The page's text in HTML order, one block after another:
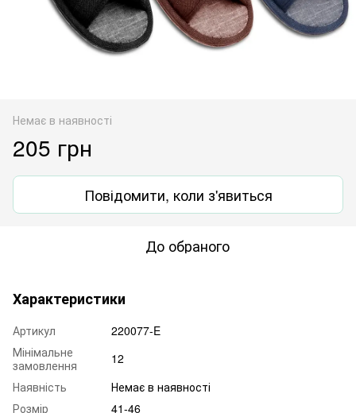
Немає в наявності
205 грн
Повідомити, коли з'явиться
До обраного
Характеристики
Артикул
220077-E
Мінімальне
замовлення
12
Наявність
Немає в наявності
Розмір
41-46